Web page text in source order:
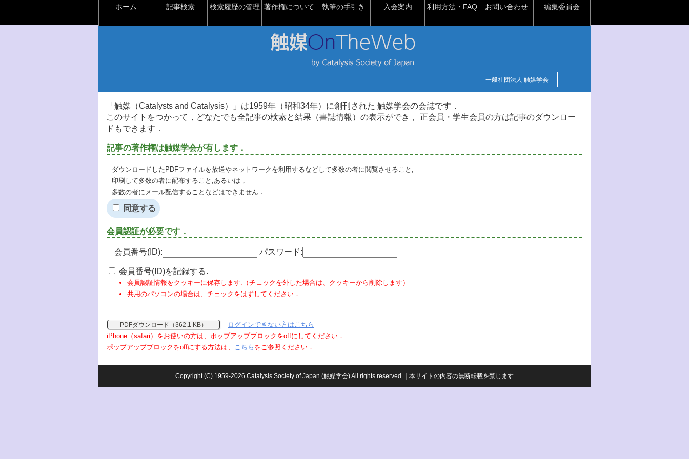
ホーム 記事検索 検索履歴の管理 著作権について 執筆の手引き 入会案内 利用方法・FAQ お問い合わせ 編集委員会
一般社団法人 触媒学会
「触媒（Catalysts and Catalysis）」は1959年（昭和34年）に創刊された 触媒学会の会誌です．
このサイトをつかって，どなたでも全記事の検索と結果（書誌情報）の表示ができ， 正会員・学生会員の方は記事のダウンロー
ドもできます．
記事の著作権は触媒学会が有します．
ダウンロードしたPDFファイルを放送やネットワークを利用するなどして多数の者に閲覧させること,
印刷して多数の者に配布すること,あるいは，
多数の者にメール配信することなどはできません．
同意する
会員認証が必要です．
会員番号(ID): パスワード:
会員番号(ID)を記録する.
会員認証情報をクッキーに保存します.（チェックを外した場合は、クッキーから削除します）
共用のパソコンの場合は、チェックをはずしてください．
PDFダウンロード（362.1 KB）
ログインできない方はこちら
iPhone（safari）をお使いの方は、ポップアップブロックをoffにしてください．
ポップアップブロックをoffにする方法は、 こちら をご参照ください．
Copyright (C) 1959-2026 Catalysis Society of Japan (触媒学会) All rights reserved.｜本サイトの内容の無断転載を禁じます